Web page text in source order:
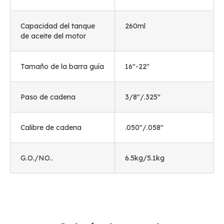
Capacidad del tanque
de aceite del motor
260ml
Tamaño de la barra guía 16"-22"
Paso de cadena 3/8"/.325"
Calibre de cadena .050"/.058"
G.O./NO.. 6.5kg/5.1kg